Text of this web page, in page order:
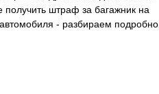
получить штраф за багажник на
- разбираем подробно.